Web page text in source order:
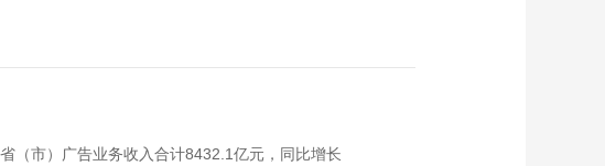
（市）广告业务收入合计8432.1亿元，同比增长